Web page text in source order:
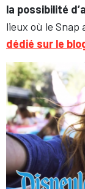
la possibilité
lieux où le Snap
dédié sur le